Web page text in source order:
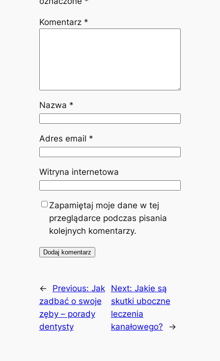
Komentarz *
Nazwa *
Adres email *
Witryna internetowa
Zapamiętaj moje dane w tej
przeglądarce podczas pisania
kolejnych komentarzy.
← Previous: Jak
zadbać o swoje
zęby – porady
dentysty
Next: Jakie są
skutki uboczne
leczenia
kanałowego?
→